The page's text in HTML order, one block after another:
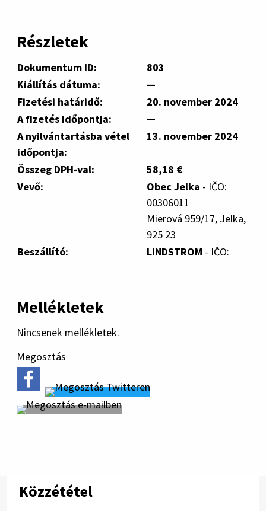
Részletek
Dokumentum ID:
803
Kiállítás dátuma:
—
Fizetési határidő:
20. november 2024
A fizetés időpontja:
—
A nyilvántartásba vétel
időpontja:
13. november 2024
Összeg DPH-val:
58,18 €
Vevő:
Obec Jelka - IČO:
00306011
Mierová 959/17, Jelka,
925 23
Beszállító:
LINDSTROM - IČO:
Mellékletek
Nincsenek mellékletek.
Megosztás
Közzététel